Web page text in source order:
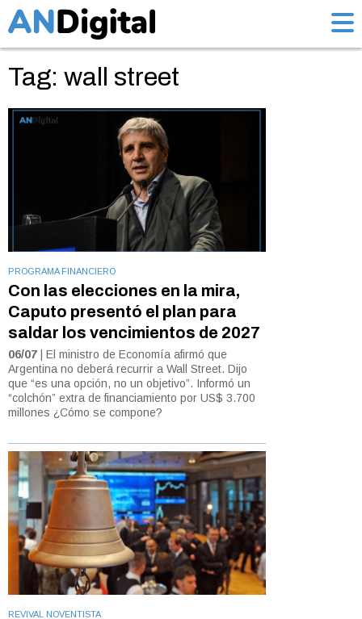
Tag: wall street
PROGRAMA FINANCIERO
Con las elecciones en la mira,
Caputo presentó el plan para
saldar los vencimientos de 2027
06/07 | El ministro de Economía afirmó que
Argentina no deberá recurrir a Wall Street. Dijo
que “es una opción, no un objetivo”. Informó un
“colchón” extra de financiamiento por US$ 3.700
millones ¿Cómo se compone?
REVIVAL NOVENTISTA